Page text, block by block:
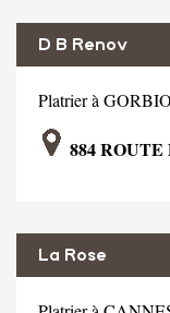
D B Renov
Platrier à GORBIO
884
La Rose